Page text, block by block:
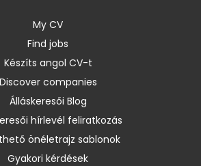
My CV
Find jobs
Készíts angol CV-t
Discover companies
Álláskeresői Blog
hírlevél feliratkozás
önéletrajz sablonok
Gyakori kérdések